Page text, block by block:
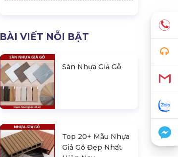
BÀI VIẾT NỖI BẬT
Sàn Nhựa Giả Gỗ
Top 20+ Mẫu Nhựa
Giả Gỗ Đẹp Nhất